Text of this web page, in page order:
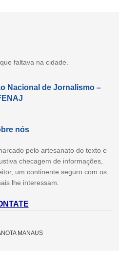
faltava na cidade.
Nacional de Jornalismo –
nós
pelo artesanato do texto e
checagem de informações,
um continente seguro com os
lhe interessam.
MANAUS